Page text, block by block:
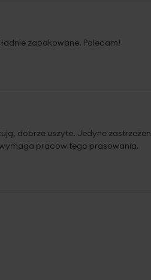
zapakowane. Polecam!
dobrze uszyte. Jedyne
pracowitego prasowania.